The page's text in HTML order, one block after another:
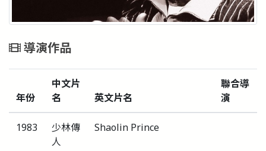
導演作品
年份
中文片
名
英文片名
聯合導
演
1983
少林傳
人
Shaolin Prince